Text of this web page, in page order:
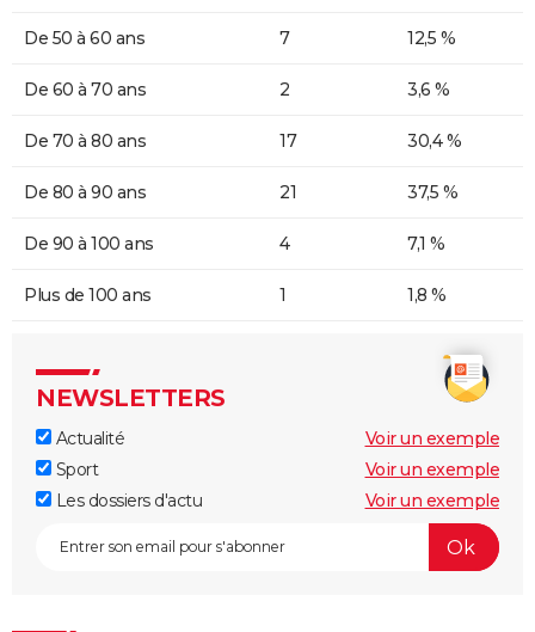
De 50 à 60 ans 7 12,5 %
De 60 à 70 ans 2 3,6 %
De 70 à 80 ans 17 30,4 %
De 80 à 90 ans 21 37,5 %
De 90 à 100 ans 4 7,1 %
Plus de 100 ans 1 1,8 %
NEWSLETTERS
Actualité
Voir un exemple
Sport
Voir un exemple
Les dossiers d'actu
Voir un exemple